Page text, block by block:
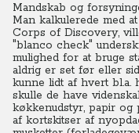
Mandskab og
Man kalkulerede med
Corps of Discovery,
"blanco check"
mulighed for at bruge
aldrig er set før eller
kunne lidt af hvert
skulle de have
køkkenudstyr, papir og
af kortskitser af